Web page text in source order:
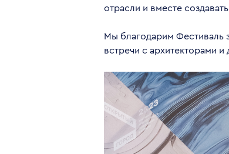
отрасли и вместе
Мы благодарим Фестиваль
встречи с архитекторами